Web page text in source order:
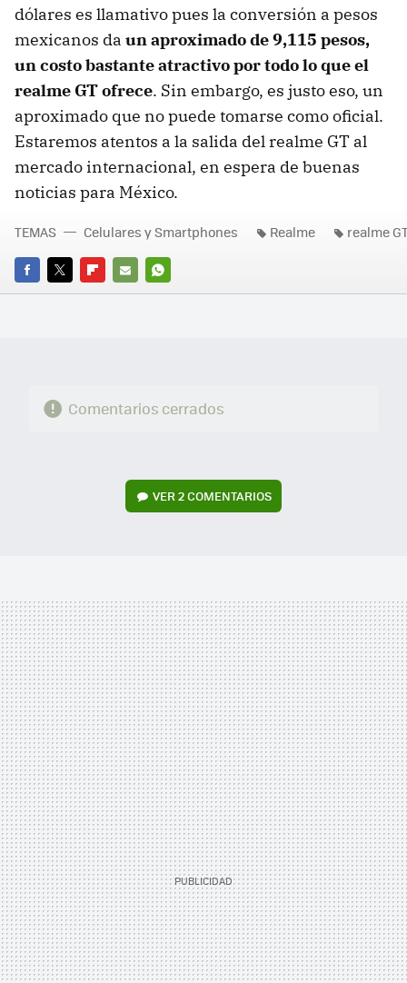
dólares es llamativo pues la conversión a pesos
mexicanos da un aproximado de 9,115 pesos,
un costo bastante atractivo por todo lo que el
realme GT ofrece. Sin embargo, es justo eso, un
aproximado que no puede tomarse como oficial.
Estaremos atentos a la salida del realme GT al
mercado internacional, en espera de buenas
noticias para México.
FACEBOOK
TWITTERFLIPBOARD
E-
WHATSAPP
TEMAS Celulares y Smartphones Realme realme
Comentarios cerrados
VER2 COMENTARIOS